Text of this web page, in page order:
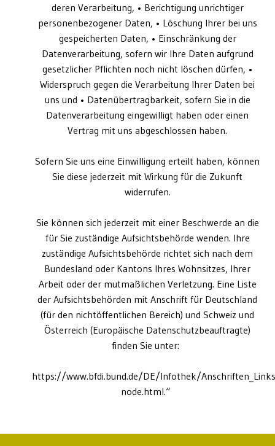
deren Verarbeitung, • Berichtigung unrichtiger
personenbezogener Daten, • Löschung Ihrer bei uns
gespeicherten Daten, • Einschränkung der
Datenverarbeitung, sofern wir Ihre Daten aufgrund
gesetzlicher Pflichten noch nicht löschen dürfen, •
Widerspruch gegen die Verarbeitung Ihrer Daten bei
uns und • Datenübertragbarkeit, sofern Sie in die
Datenverarbeitung eingewilligt haben oder einen
Vertrag mit uns abgeschlossen haben.
Sofern Sie uns eine Einwilligung erteilt haben, können
Sie diese jederzeit mit Wirkung für die Zukunft
widerrufen.
Sie können sich jederzeit mit einer Beschwerde an die
für Sie zuständige Aufsichtsbehörde wenden. Ihre
zuständige Aufsichtsbehörde richtet sich nach dem
Bundesland oder Kantons Ihres Wohnsitzes, Ihrer
Arbeit oder der mutmaßlichen Verletzung. Eine Liste
der Aufsichtsbehörden mit Anschrift für Deutschland
(für den nichtöffentlichen Bereich) und Schweiz und
Österreich (Europäische Datenschutzbeauftragte)
finden Sie unter:
https://www.bfdi.bund.de/DE/Infothek/
node.html.“